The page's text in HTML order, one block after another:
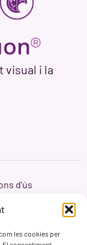
les cookies per
visual i la
d'ús